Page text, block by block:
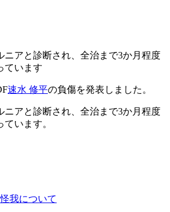
ニアと診断され、全治まで3か月程度
ています
速水 修平の負傷を発表しました。
ニアと診断され、全治まで3か月程度
います。
我について